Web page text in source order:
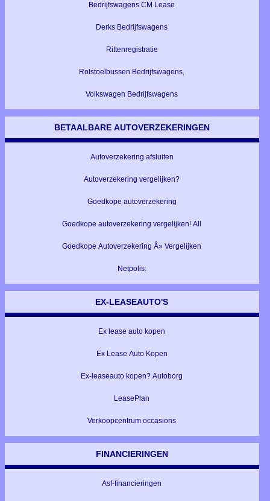
Bedrijfswagens CM Lease
Derks Bedrijfswagens
Rittenregistratie
Rolstoelbussen Bedrijfswagens,
Volkswagen Bedrijfswagens
BETAALBARE AUTOVERZEKERINGEN
Autoverzekering afsluiten
Autoverzekering vergelijken?
Goedkope autoverzekering
Goedkope autoverzekering vergelijken! All
Goedkope Autoverzekering Â» Vergelijken
Netpolis:
EX-LEASEAUTO'S
Ex lease auto kopen
Ex Lease Auto Kopen
Ex-leaseauto kopen? Autoborg
LeasePlan
Verkoopcentrum occasions
FINANCIERINGEN
Asf-financieringen